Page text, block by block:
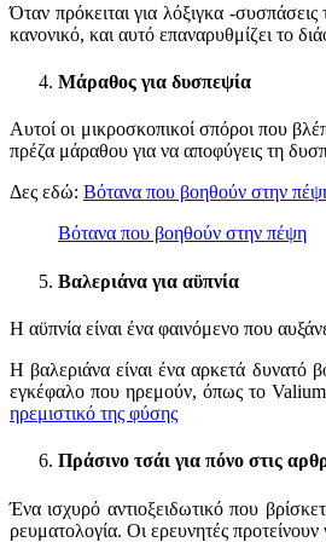
Όταν πρόκειται για λόξιγκα -
κανονικό, και αυτό επαναρυθμίζει το
Μάραθος για δυσπεψία
Αυτοί οι μικροσκοπικοί σπόροι που
πρέζα μάραθου για να αποφύγεις τη
Δες εδώ: Βότανα που βοηθούν στην
Βότανα που βοηθούν στην πέψη
Βαλεριάνα για αϋπνία
Η αϋπνία είναι ένα φαινόμενο που
Η βαλεριάνα είναι ένα αρκετά δυνατό
εγκέφαλο που ηρεμούν, όπως το
ηρεμιστικό της φύσης
Πράσινο τσάι για πόνο στις
Ένα ισχυρό αντιοξειδωτικό που
ρευματολογία. Οι ερευνητές